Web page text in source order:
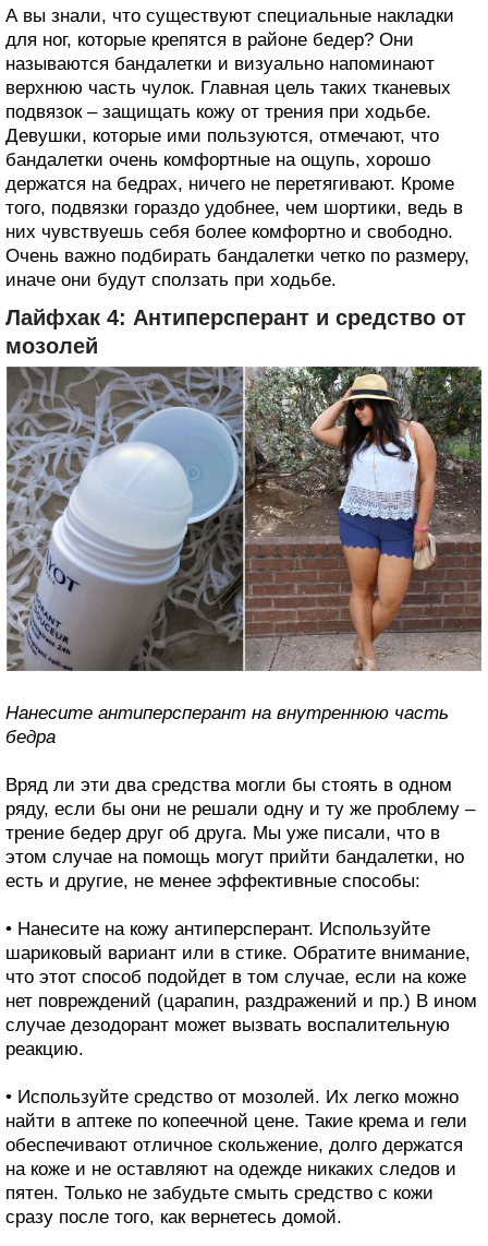
А вы знали, что существуют специальные накладки
для ног, которые крепятся в районе бедер? Они
называются бандалетки и визуально напоминают
верхнюю часть чулок. Главная цель таких тканевых
подвязок – защищать кожу от трения при ходьбе.
Девушки, которые ими пользуются, отмечают, что
бандалетки очень комфортные на ощупь, хорошо
держатся на бедрах, ничего не перетягивают. Кроме
того, подвязки гораздо удобнее, чем шортики, ведь в
них чувствуешь себя более комфортно и свободно.
Очень важно подбирать бандалетки четко по размеру,
иначе они будут сползать при ходьбе.
Лайфхак 4: Антиперсперант и средство от
мозолей
Нанесите антиперсперант на внутреннюю часть
бедра
Вряд ли эти два средства могли бы стоять в одном
ряду, если бы они не решали одну и ту же проблему –
трение бедер друг об друга. Мы уже писали, что в
этом случае на помощь могут прийти бандалетки, но
есть и другие, не менее эффективные способы:
• Нанесите на кожу антиперсперант. Используйте
шариковый вариант или в стике. Обратите внимание,
что этот способ подойдет в том случае, если на коже
нет повреждений (царапин, раздражений и пр.) В ином
случае дезодорант может вызвать воспалительную
реакцию.
• Используйте средство от мозолей. Их легко можно
найти в аптеке по копеечной цене. Такие крема и гели
обеспечивают отличное скольжение, долго держатся
на коже и не оставляют на одежде никаких следов и
пятен. Только не забудьте смыть средство с кожи
сразу после того, как вернетесь домой.